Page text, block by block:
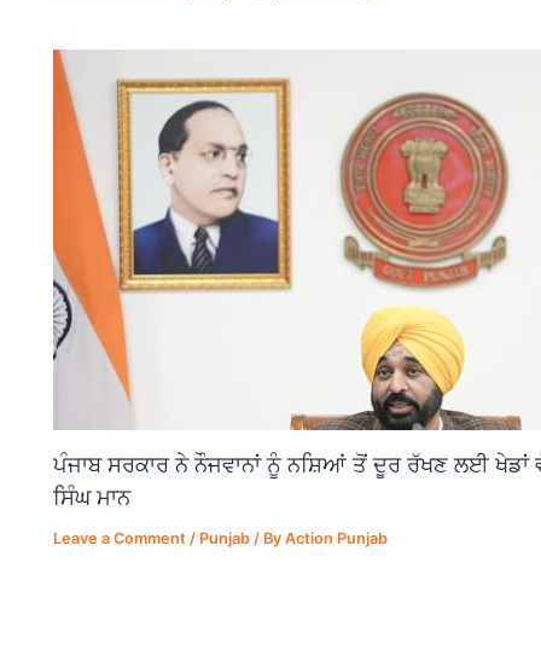
ਪੰਜਾਬ ਸਰਕਾਰ ਨੇ ਨੌਜਵਾਨਾਂ ਨੂੰ ਨਸ਼ਿਆਂ ਤੋਂ ਦੂਰ ਰੱਖਣ ਲਈ ਖੇਡਾਂ
ਸਿੰਘ ਮਾਨ
Leave a Comment / Punjab / ByAction Punjab